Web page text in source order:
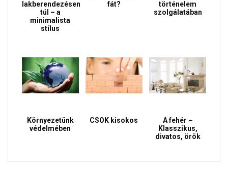
lakberendezésen
túl – a
minimalista
stílus
fát?
történelem
szolgálatában
Környezetünk
védelmében
CSOK kisokos
A fehér –
Klasszikus,
divatos, örök